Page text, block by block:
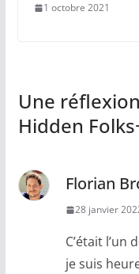
1 octobre 2021
Une
Hidden
Florian
28 janvier
C’était l’un
je suis